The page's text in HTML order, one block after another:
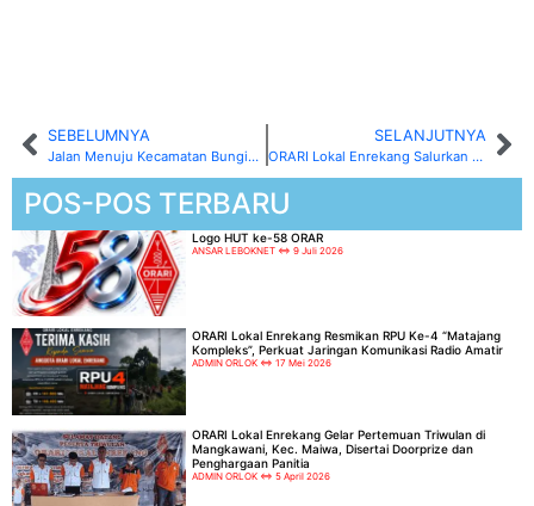
SEBELUMNYA
Jalan Menuju Kecamatan Bungin Terputus Akibat Longsor, ORARI Bantu Komunikasi Darurat
SELANJUTNYA
ORARI Lokal Enrekang Salurkan Bantuan Kemanusiaan untuk Korban Kebakaran di Dante Malua
POS-POS TERBARU
Logo HUT ke-58 ORAR
ANSAR LEBOKNET 9 Juli 2026
ORARI Lokal Enrekang Resmikan RPU Ke-4 “Matajang
Kompleks”, Perkuat Jaringan Komunikasi Radio Amatir
ADMIN ORLOK 17 Mei 2026
ORARI Lokal Enrekang Gelar Pertemuan Triwulan di
Mangkawani, Kec. Maiwa, Disertai Doorprize dan
Penghargaan Panitia
ADMIN ORLOK 5 April 2026